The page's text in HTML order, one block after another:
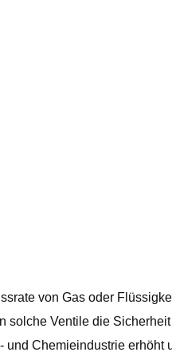
von Gas oder
solche Ventile die
Chemieindustrie erhöht